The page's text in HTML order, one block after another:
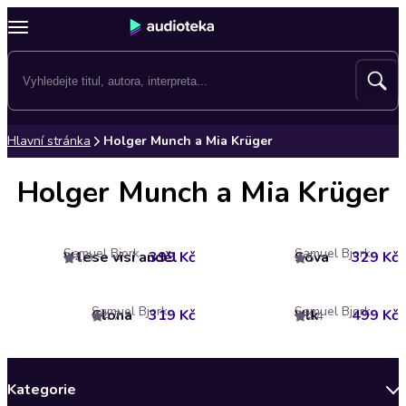
Hlavní stránka Holger Munch a Mia Krüger
Holger Munch a Mia Krüger
V lese visí anděl
Samuel Bjork
4.9 399 Kč Sova
Samuel Bjork
5 329 Kč
Clona
Samuel Bjork
4.7 319 Kč Vlk
Samuel Bjork
4.4 499 Kč
Kategorie